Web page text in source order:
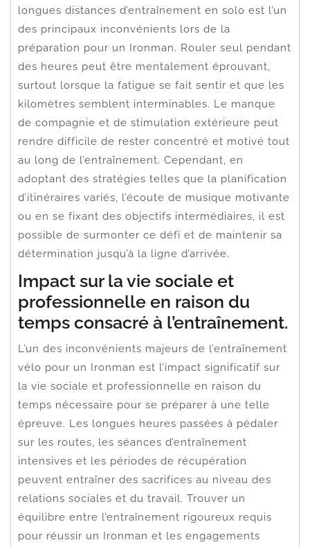
longues distances d’entraînement en solo est l’un
des principaux inconvénients lors de la
préparation pour un Ironman. Rouler seul pendant
des heures peut être mentalement éprouvant,
surtout lorsque la fatigue se fait sentir et que les
kilomètres semblent interminables. Le manque
de compagnie et de stimulation extérieure peut
rendre difficile de rester concentré et motivé tout
au long de l’entraînement. Cependant, en
adoptant des stratégies telles que la planification
d’itinéraires variés, l’écoute de musique motivante
ou en se fixant des objectifs intermédiaires, il est
possible de surmonter ce défi et de maintenir sa
détermination jusqu’à la ligne d’arrivée.
Impact sur la vie sociale et
professionnelle en raison du
temps consacré à l’entraînement.
L’un des inconvénients majeurs de l’entraînement
vélo pour un Ironman est l’impact significatif sur
la vie sociale et professionnelle en raison du
temps nécessaire pour se préparer à une telle
épreuve. Les longues heures passées à pédaler
sur les routes, les séances d’entraînement
intensives et les périodes de récupération
peuvent entraîner des sacrifices au niveau des
relations sociales et du travail. Trouver un
équilibre entre l’entraînement rigoureux requis
pour réussir un Ironman et les engagements